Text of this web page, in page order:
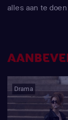
alles aan te
Drama